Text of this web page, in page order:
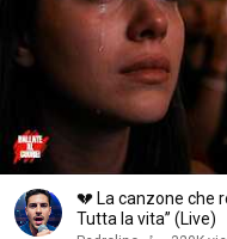
💔 La canzone che
Tutta la vita” (Live)